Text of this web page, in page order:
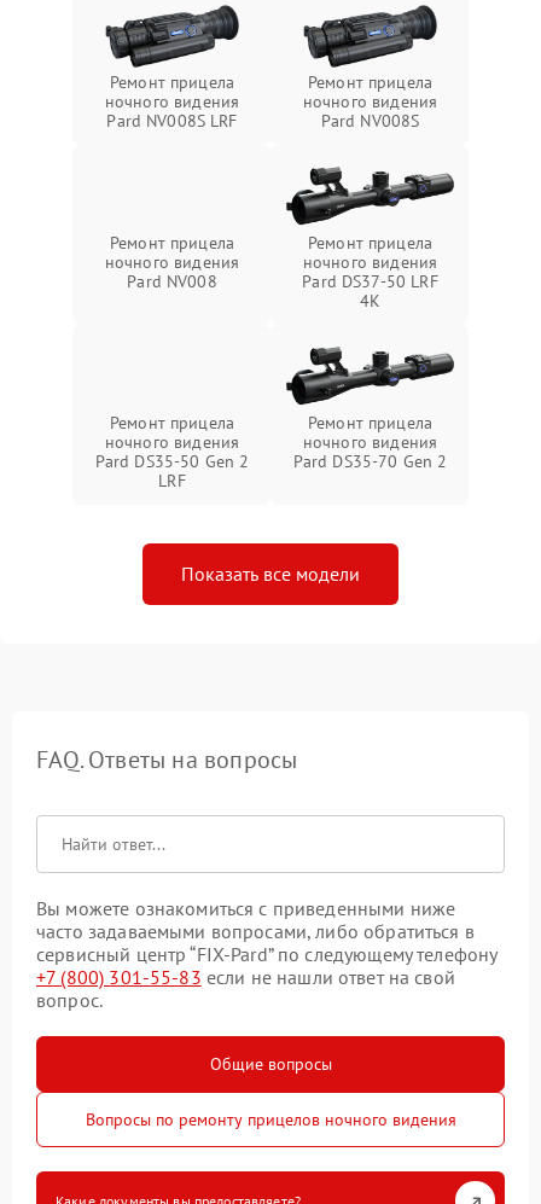
Ремонт прицела
ночного видения
Pard NV008S LRF
Ремонт прицела
ночного видения
Pard NV008S
Ремонт прицела
ночного видения
Pard NV008
Ремонт прицела
ночного видения
Pard DS37-50 LRF
4K
Ремонт прицела
ночного видения
Pard DS35-50 Gen 2
LRF
Ремонт прицела
ночного видения
Pard DS35-70 Gen 2
Показать все модели
FAQ. Ответы на вопросы
Вы можете ознакомиться с приведенными ниже
часто задаваемыми вопросами, либо обратиться в
сервисный центр “FIX-Pard” по следующему телефону
+7 (800) 301-55-83 если не нашли ответ на свой
вопрос.
Общие вопросы
Вопросы по ремонту прицелов ночного видения